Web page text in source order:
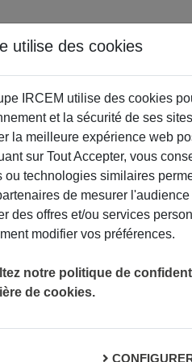
RETRAITE
! Atelier 2.
utilise des cookies
IRCEM utilise des cookies
et la sécurité de ses
la meilleure expérience web
sur Tout Accepter, vous
ou technologies similaires
de mesurer
des offres et/ou services
modifier vos préférences.
notre politique de
de cookies.